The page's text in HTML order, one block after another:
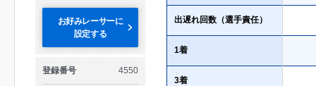
お好みレーサーに
設定する
登録番号 4550
出遅れ回数（選手責任）
1着
3着